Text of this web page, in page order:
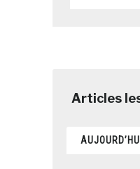
AUJOURD’HUI